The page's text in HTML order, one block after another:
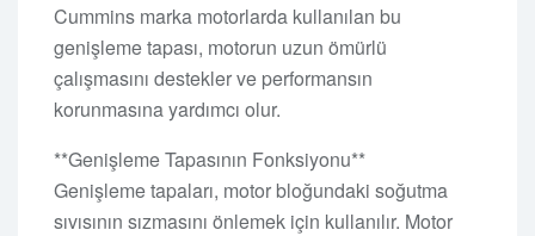
Cummins marka motorlarda kullanılan bu
genişleme tapası, motorun uzun ömürlü
çalışmasını destekler ve performansın
korunmasına yardımcı olur.
**Genişleme Tapasının Fonksiyonu**
Genişleme tapaları, motor bloğundaki soğutma
sıvısının sızmasını önlemek için kullanılır. Motor